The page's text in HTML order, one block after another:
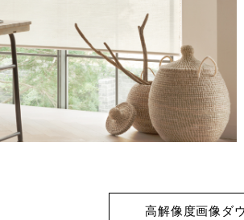
高解像度画像ダ